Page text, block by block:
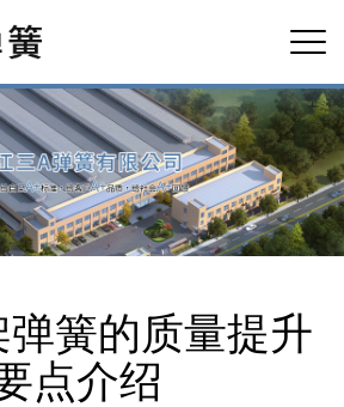
簧的质量提升
点介绍